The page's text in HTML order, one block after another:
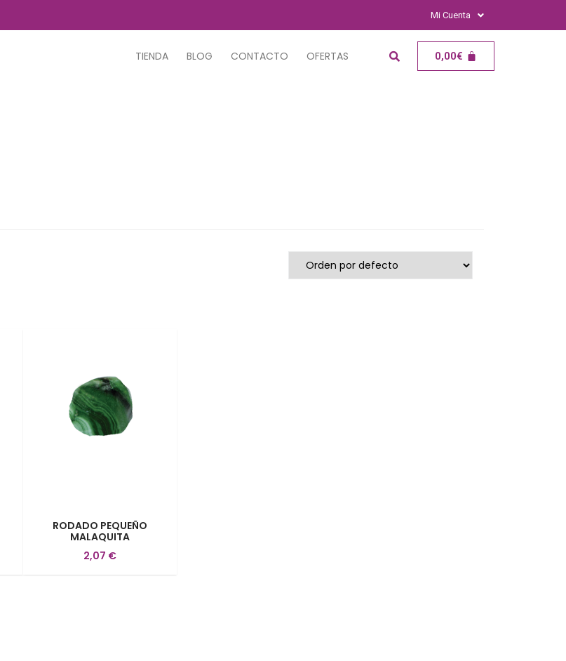
Mi Cuenta
TIENDA BLOG CONTACTO OFERTAS 0,00€
RODADO PEQUEÑO
MALAQUITA
2,07 €